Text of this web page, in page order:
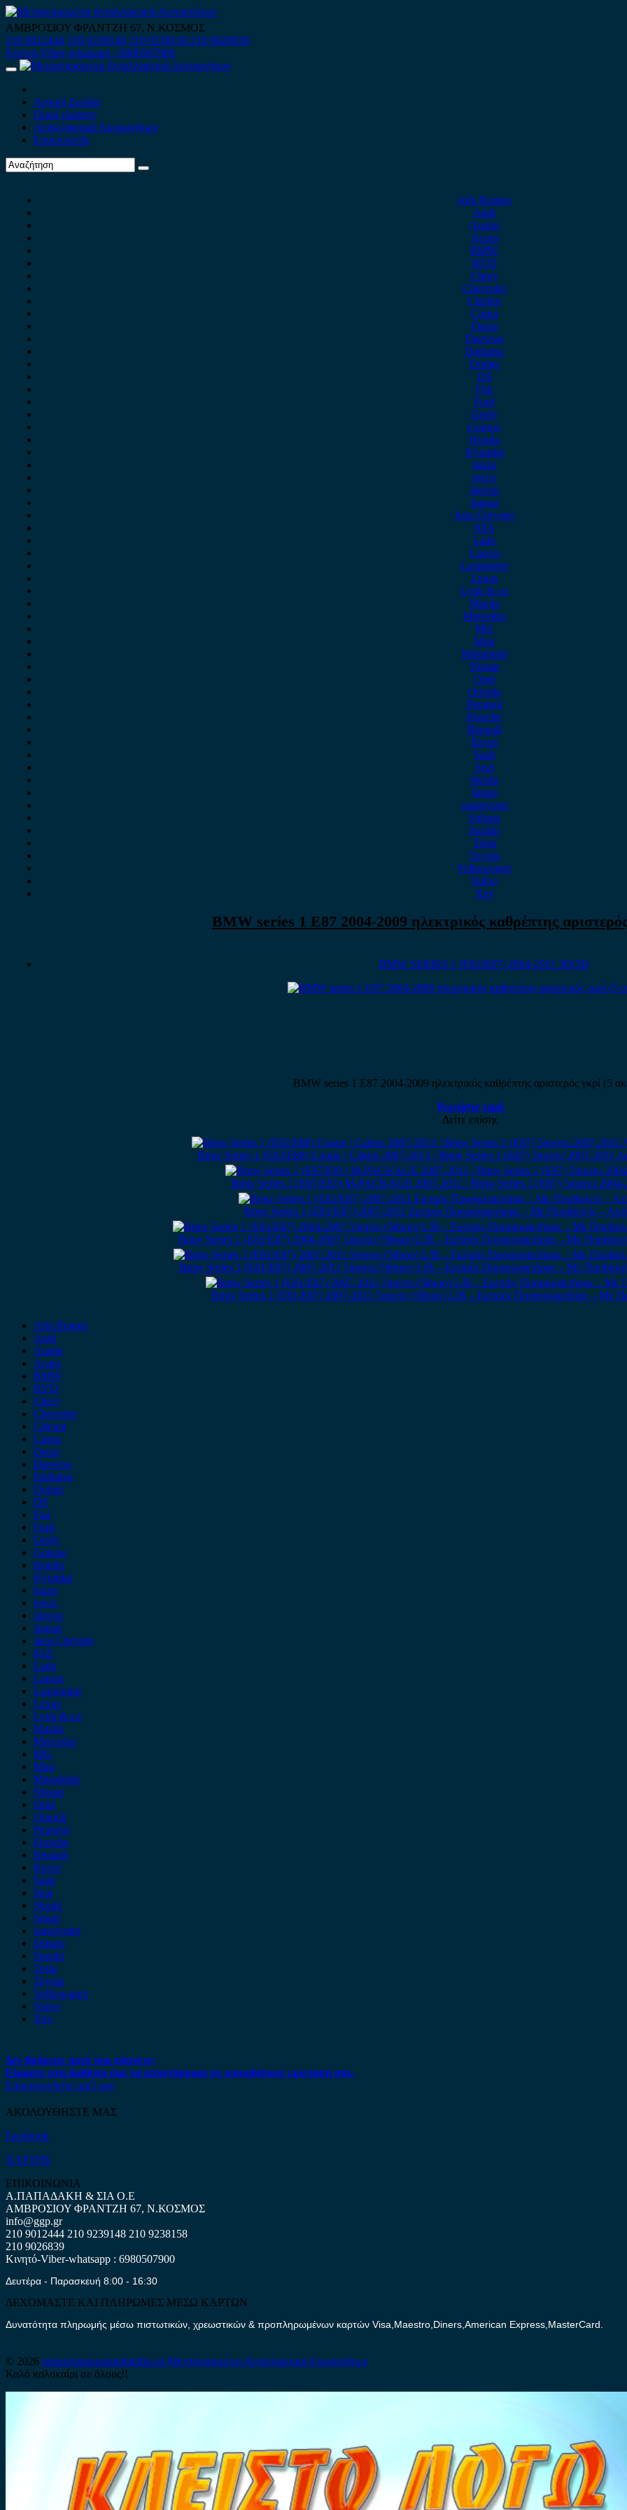
Skip
to
content
ΑΜΒΡΟΣΙΟΥ ΦΡΑΝΤΖΗ 67, Ν.ΚΟΣΜΟΣ
210 9012444 210 9239148 210 9238158 210 9026839
Κινητό-Viber-whatsapp : 6980507900
Primary
Αρχική Σελίδα
Ποιοί είμαστε
Ανταλλακτικά Αυτοκινήτων
Επικοινωνία
Alfa Romeo
Audi
Austin
Acura
BMW
BYD
Chery
Chevrolet
Citroen
Cupra
Dacia
Daewoo
Daihatsu
Dodge
DS
Fiat
Ford
Geely
Gonow
Honda
Hyundai
Isuzu
iveco
Jaecoo
Jaguar
Jeep Chrysler
KIA
Lada
Lancia
Leapmotor
Lexus
Lynk & co
Mazda
Mercedes
MG
Mini
Mitsubishi
Nissan
Opel
Omoda
Peugeot
Porsche
Renault
Rover
Saab
Seat
Skoda
Smart
ssangyong
Subaru
Suzuki
Tesla
Toyota
Volkswagen
Volvo
Xev
BMW series 1 E87 2004-2009 ηλεκτρικός καθρέπτης
BMW SERIES 1 (E81/E87) 2004-2011 3D/5D
BMW series 1 E87 2004-2009 ηλεκτρικός καθρέπτης αριστερός γκρί (5
Ρωτήστε τιμή
Δείτε επίσης
Bmw Series 1 (E82/E88) Coupe / Cabrio 2007-2013 / Bmw Series 1 (E87) 5πορτο 2007-2011
Bmw Series 1 (E87/E81) M-PACKAGE 2007-2011 / Bmw Series 1 (E87) 5πορτο
Bmw Series 1 (E81/E87) 2007-2011 Εμπρός Προφυλακτήρας – Με Προβολείς –
Bmw Series 1 (E81/E87) 2004-2007 5πορτο (5θυρο) L/B – Εμπρός Προφυλακτήρας – Με
Bmw Series 1 (E81/E87) 2007-2011 5πορτο (5θυρο) L/B – Εμπρός Προφυλακτήρας – Με
Bmw Series 1 (E81/E87) 2007-2011 5πορτο (5θυρο) L/B – Εμπρός Προφυλακτήρας – Με
Alfa Romeo
Audi
Austin
Acura
BMW
BYD
Chery
Chevrolet
Citroen
Cupra
Dacia
Daewoo
Daihatsu
Dodge
DS
Fiat
Ford
Geely
Gonow
Honda
Hyundai
Isuzu
iveco
Jaecoo
Jaguar
Jeep Chrysler
KIA
Lada
Lancia
Leapmotor
Lexus
Lynk & co
Mazda
Mercedes
MG
Mini
Mitsubishi
Nissan
Opel
Omoda
Peugeot
Porsche
Renault
Rover
Saab
Seat
Skoda
Smart
ssangyong
Subaru
Suzuki
Tesla
Toyota
Volkswagen
Volvo
Xev
Δεν βρήκατε αυτό που ψάχνετε;
Είμαστε στη διάθεση σας να απαντήσουμε σε οποιαδήποτε ερώτηση σας.
Επικοινωνήστε μαζί μας
ΑΚΟΛΟΥΘΗΣΤΕ ΜΑΣ
Facebook
ΧΑΡΤΗΣ
ΕΠΙΚΟΙΝΩΝΙΑ
Α.ΠΑΠΑΔΑΚΗ & ΣΙΑ Ο.Ε
ΑΜΒΡΟΣΙΟΥ ΦΡΑΝΤΖΗ 67, Ν.ΚΟΣΜΟΣ
info@ggp.gr
210 9012444 210 9239148 210 9238158
210 9026839
Κινητό-Viber-whatsapp : 6980507900
Δευτέρα - Παρασκευή 8:00 - 16:30
ΔΕΧΟΜΑΣΤΕ ΚΑΙ ΠΛΗΡΩΜΕΣ ΜΕΣΩ ΚΑΡΤΩΝ
Δυνατότητα πληρωμής μέσω πιστωτικών, χρεωστικών & προπληρωμένων καρτών Visa,Maestro,Diners,American Express,MasterCard.
© 2026 metaxirismenaantalaktika.grΜεταχειρισμένα Ανταλλακτικά Αυτοκινήτων
Καλό καλοκαίρι σε όλους!!